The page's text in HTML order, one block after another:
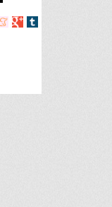
Compartir
Compartir
Compartir